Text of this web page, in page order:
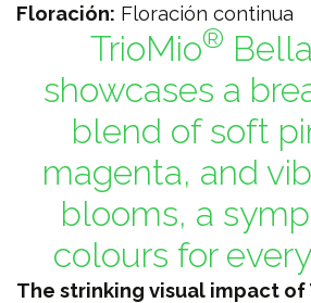
Floración: Floración continua
TrioMio®
showcases a
blend of soft
magenta, and
blooms, a
colours for
The strinking visual impact of